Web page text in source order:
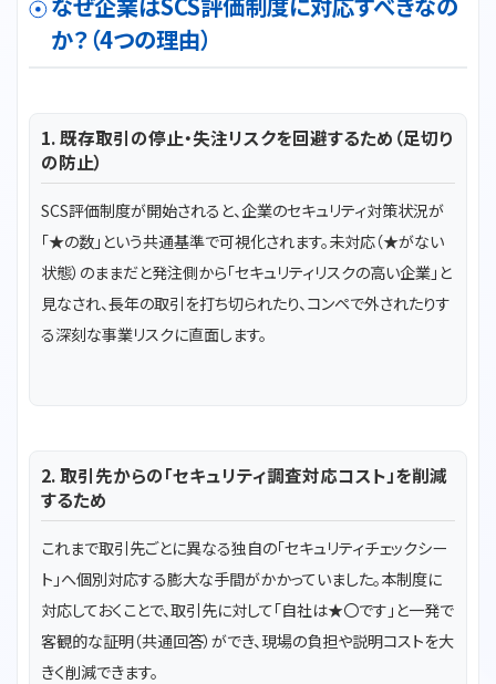
か？（4つの理由）
1. 既存取引の停止・失注リスクを回避するため（足切り
の防止）
SCS評価制度が開始されると、企業のセキュリティ対策状況が
「★の数」という共通基準で可視化されます。未対応（★がない
状態）のままだと発注側から「セキュリティリスクの高い企業」と
見なされ、長年の取引を打ち切られたり、コンペで外されたりす
る深刻な事業リスクに直面します。
2. 取引先からの「セキュリティ調査対応コスト」を削減
するため
これまで取引先ごとに異なる独自の「セキュリティチェックシー
ト」へ個別対応する膨大な手間がかかっていました。本制度に
対応しておくことで、取引先に対して「自社は★〇です」と一発で
客観的な証明（共通回答）ができ、現場の負担や説明コストを大
きく削減できます。